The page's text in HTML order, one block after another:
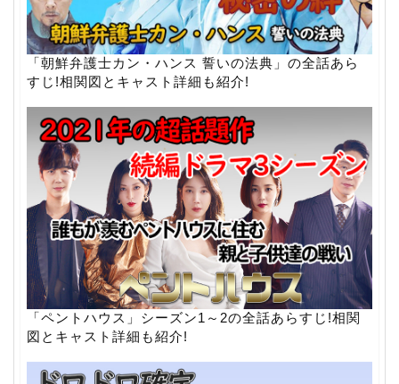
「朝鮮弁護士カン・ハンス 誓いの法典」の全話あら
すじ!相関図とキャスト詳細も紹介!
「ペントハウス」シーズン1～2の全話あらすじ!相関
図とキャスト詳細も紹介!